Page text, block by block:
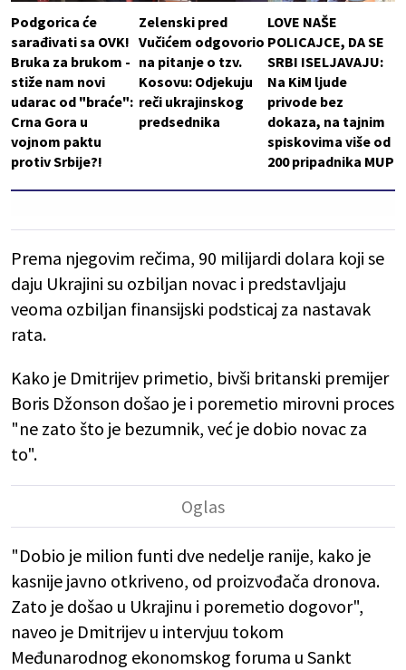
Podgorica će
sarađivati sa OVK!
Bruka za brukom -
stiže nam novi
udarac od "braće":
Crna Gora u
vojnom paktu
protiv Srbije?!
Zelenski pred
Vučićem odgovorio
na pitanje o tzv.
Kosovu: Odjekuju
reči ukrajinskog
predsednika
LOVE NAŠE
POLICAJCE, DA SE
SRBI ISELJAVAJU:
Na KiM ljude
privode bez
dokaza, na tajnim
spiskovima više od
200 pripadnika MUP
Prema njegovim rečima, 90 milijardi dolara koji se
daju Ukrajini su ozbiljan novac i predstavljaju
veoma ozbiljan finansijski podsticaj za nastavak
rata.
Kako je Dmitrijev primetio, bivši britanski premijer
Boris Džonson došao je i poremetio mirovni proces
"ne zato što je bezumnik, već je dobio novac za
to".
"Dobio je milion funti dve nedelje ranije, kako je
kasnije javno otkriveno, od proizvođača dronova.
Zato je došao u Ukrajinu i poremetio dogovor",
naveo je Dmitrijev u intervjuu tokom
Međunarodnog ekonomskog foruma u Sankt